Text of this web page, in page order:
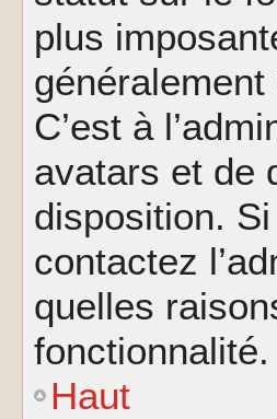
plus
C’est à
avatars et de
disposition.
contactez
quelles
fonctionnalité.
Haut